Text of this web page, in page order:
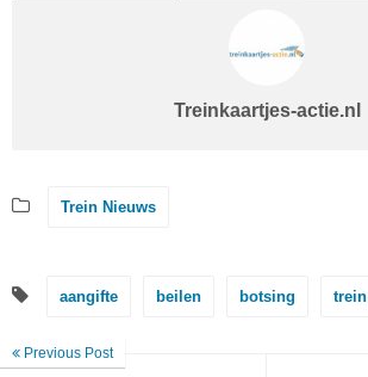
Treinkaartjes-actie.nl
Trein Nieuws
aangifte beilen botsing trein
Previous Post